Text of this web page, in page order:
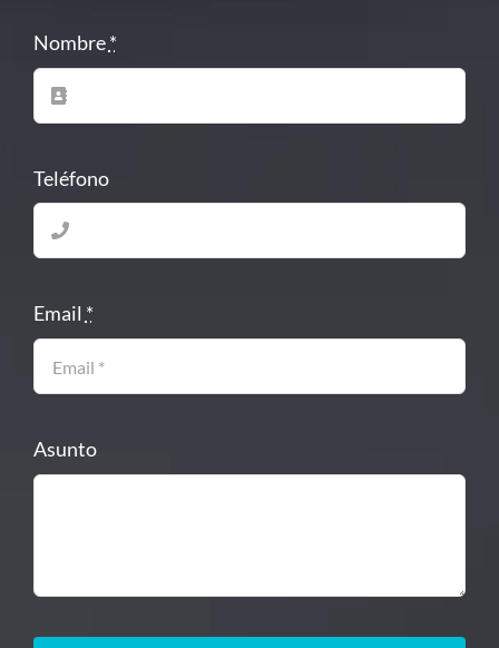
Nombre*
Teléfono
Email *
Asunto